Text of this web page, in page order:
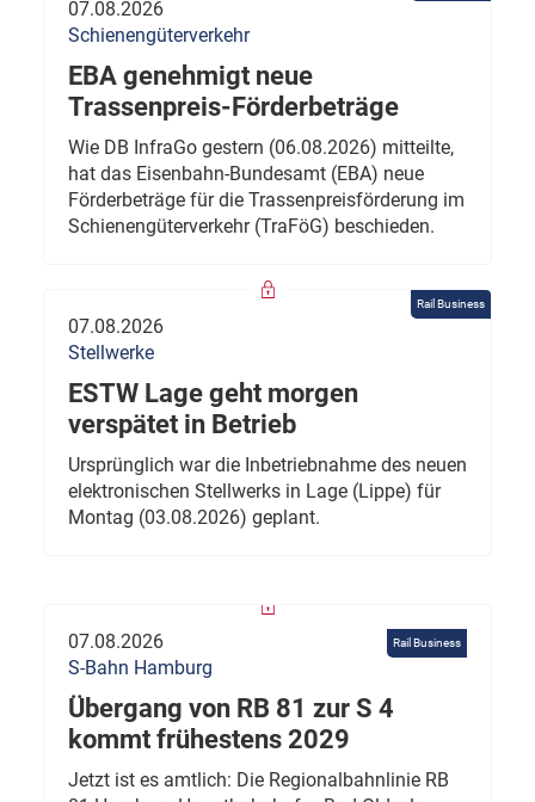
07.08.2026
Schienengüterverkehr
EBA genehmigt neue
Trassenpreis-Förderbeträge
Wie DB InfraGo gestern (06.08.2026) mitteilte,
hat das Eisenbahn-Bundesamt (EBA) neue
Förderbeträge für die Trassenpreisförderung im
Schienengüterverkehr (TraFöG) beschieden.
Rail Business
07.08.2026
Stellwerke
ESTW Lage geht morgen
verspätet in Betrieb
Ursprünglich war die Inbetriebnahme des neuen
elektronischen Stellwerks in Lage (Lippe) für
Montag (03.08.2026) geplant.
Rail Business
07.08.2026
S-Bahn Hamburg
Übergang von RB 81 zur S 4
kommt frühestens 2029
Jetzt ist es amtlich: Die Regionalbahnlinie RB